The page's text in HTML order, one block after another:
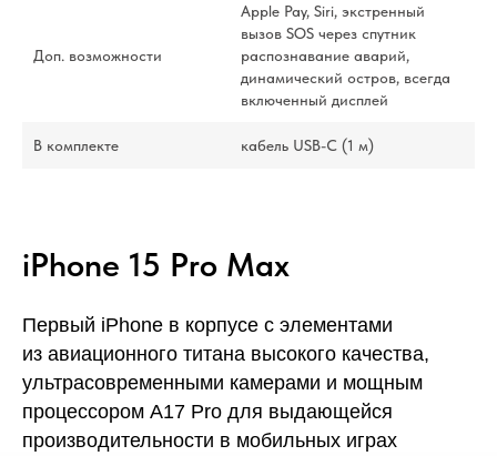
Доп. возможности
Apple Pay, Siri, экстренный
вызов SOS через спутник
распознавание аварий,
динамический остров, всегда
включенный дисплей
В комплекте кабель USB-С (1 м)
iPhone 15 Pro Max
Первый iPhone в корпусе с элементами
из авиационного титана высокого качества,
ультрасовременными камерами и мощным
процессором A17 Pro для выдающейся
производительности в мобильных играх